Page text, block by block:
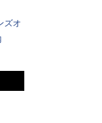
ズオ